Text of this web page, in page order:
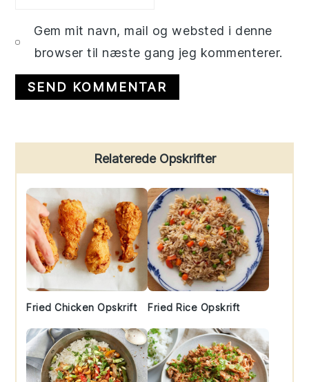
Gem mit navn, mail og websted i denne
browser til næste gang jeg kommenterer.
Sidebar
Relaterede Opskrifter
Fried Chicken Opskrift Fried Rice Opskrift